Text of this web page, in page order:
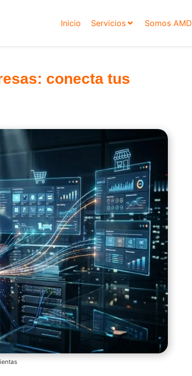
Inicio Servicios Somos AMD
conecta tus